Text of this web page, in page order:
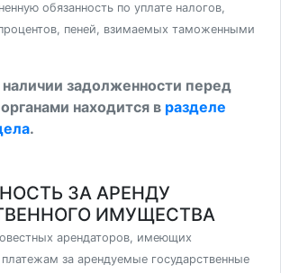
обязанность по уплате налогов,
пеней, взимаемых таможенными
задолженности перед
находится в разделе
.
ЗА АРЕНДУ
ИМУЩЕСТВА
арендаторов, имеющих
за арендуемые государственные